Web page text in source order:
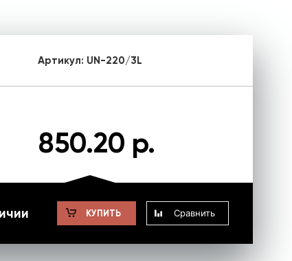
Артикул: UN-220/3L
850.20 р.
КУПИТЬ Сравнить